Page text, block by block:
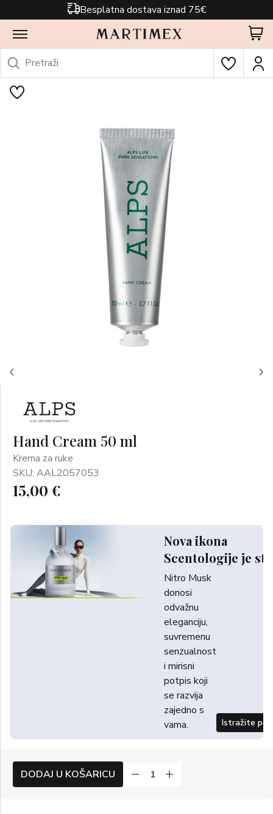
Besplatna dostava iznad 75€
Hand Cream 50 ml
Krema za ruke
SKU: AAL2057053
15,00 €
Nova ikona
Scentologije je
Nitro Musk
donosi
odvažnu
eleganciju,
suvremenu
senzualnost
i mirisni
potpis koji
se razvija
zajedno s
vama.
Istražite
DODAJ U KOŠARICU